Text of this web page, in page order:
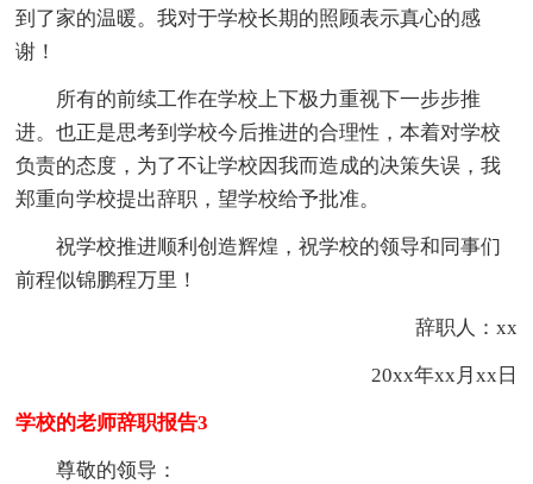
到了家的温暖。我对于学校长期的照顾表示真心的感
谢！
所有的前续工作在学校上下极力重视下一步步推
进。也正是思考到学校今后推进的合理性，本着对学校
负责的态度，为了不让学校因我而造成的决策失误，我
郑重向学校提出辞职，望学校给予批准。
祝学校推进顺利创造辉煌，祝学校的领导和同事们
前程似锦鹏程万里！
辞职人：xx
20xx年xx月xx日
学校的老师辞职报告3
尊敬的领导：